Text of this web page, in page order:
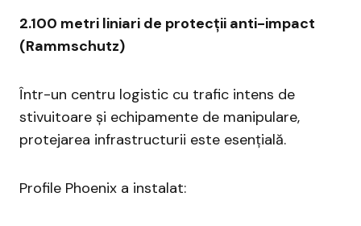
2.100 metri liniari de protecții anti-impact
(Rammschutz)
Într-un centru logistic cu trafic intens de
stivuitoare și echipamente de manipulare,
protejarea infrastructurii este esențială.
Profile Phoenix a instalat: